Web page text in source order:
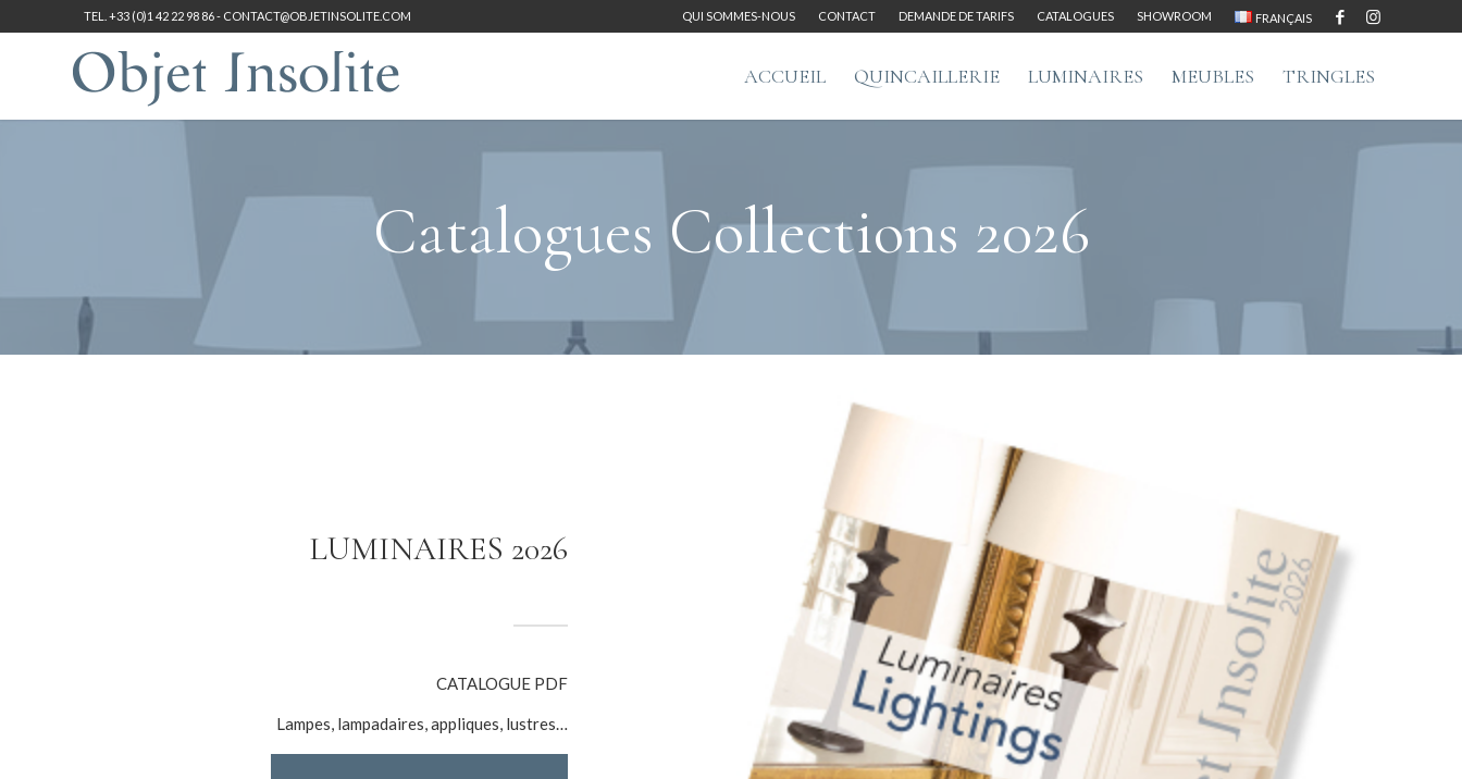
QUI SOMMES-NOUS CONTACT DEMANDE DE TARIFS CATALOGUES SHOWROOM FRANÇAIS
TEL. +33 (0)1 42 22 98 86 - CONTACT@OBJETINSOLITE.COM
ACCUEIL QUINCAILLERIE LUMINAIRES MEUBLES TRINGLES
Catalogues Collections 2026
LUMINAIRES 2026
CATALOGUE PDF
Lampes, lampadaires, appliques, lustres…